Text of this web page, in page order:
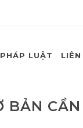
LUẬT LIÊN
BẢN